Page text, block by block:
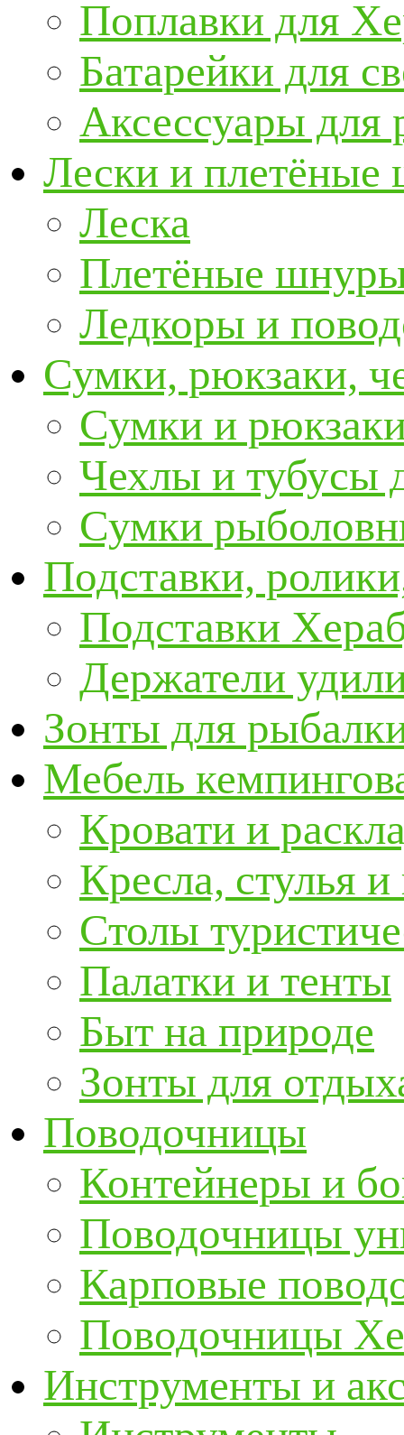
Поплавки для
Батарейки для
Аксессуары для
Лески и
Леска
Плетёные
Ледкоры и
Сумки, рюкзаки,
Сумки и
Чехлы и тубусы
Сумки
Подставки,
Подставки
Держатели
Зонты для
Мебель
Кровати и
Кресла, стулья
Столы
Палатки и тенты
Быт на природе
Зонты для
Поводочницы
Контейнеры и
Поводочницы
Карповые
Поводочницы
Инструменты и